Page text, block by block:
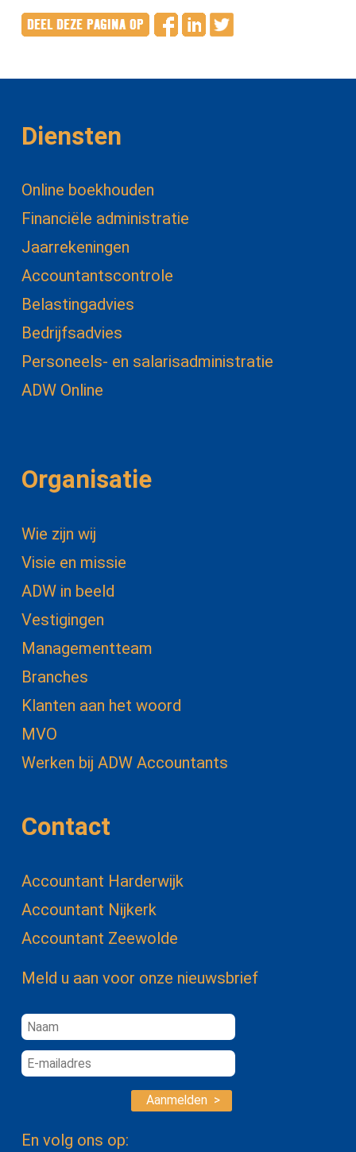
Diensten
Online boekhouden
Financiële administratie
Jaarrekeningen
Accountantscontrole
Belastingadvies
Bedrijfsadvies
Personeels- en salarisadministratie
ADW Online
Organisatie
Wie zijn wij
Visie en missie
ADW in beeld
Vestigingen
Managementteam
Branches
Klanten aan het woord
MVO
Werken bij ADW Accountants
Contact
Accountant Harderwijk
Accountant Nijkerk
Accountant Zeewolde
Meld u aan voor onze nieuwsbrief
Aanmelden >
En volg ons op: